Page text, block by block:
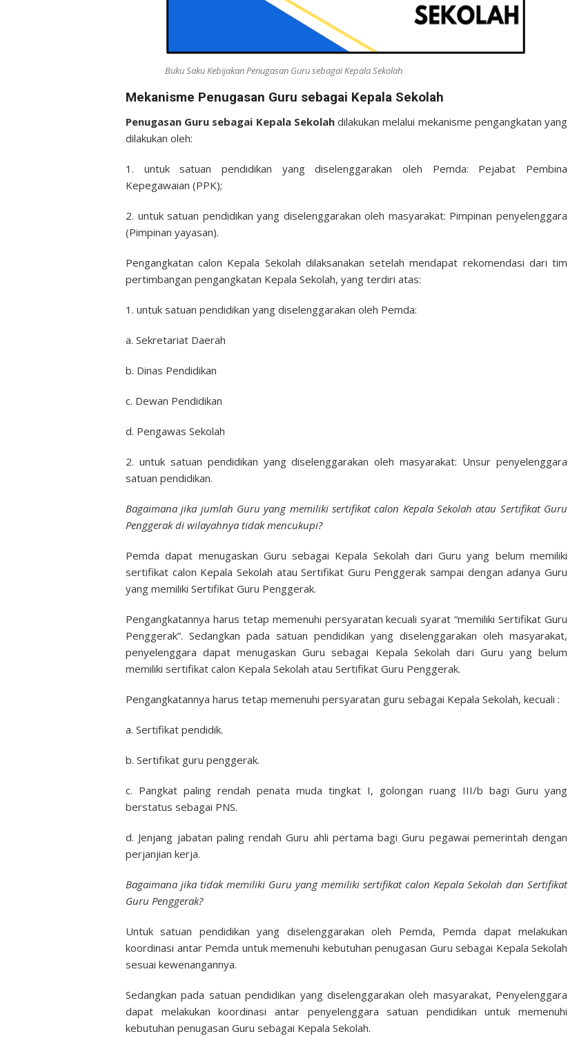
Buku Saku Kebijakan Penugasan Guru sebagai Kepala Sekolah
Mekanisme Penugasan Guru sebagai Kepala Sekolah
Penugasan Guru sebagai Kepala Sekolahdilakukan melalui mekanisme pengangkatan yang
dilakukan oleh:
1. untuk satuan pendidikan yang diselenggarakan oleh Pemda: Pejabat Pembina
Kepegawaian (PPK);
2. untuk satuan pendidikan yang diselenggarakan oleh masyarakat: Pimpinan penyelenggara
(Pimpinan yayasan).
Pengangkatan calon Kepala Sekolah dilaksanakan setelah mendapat rekomendasi dari tim
pertimbangan pengangkatan Kepala Sekolah, yang terdiri atas:
1. untuk satuan pendidikan yang diselenggarakan oleh Pemda:
a. Sekretariat Daerah
b. Dinas Pendidikan
c. Dewan Pendidikan
d. Pengawas Sekolah
2. untuk satuan pendidikan yang diselenggarakan oleh masyarakat: Unsur penyelenggara
satuan pendidikan.
Bagaimana jika jumlah Guru yang memiliki sertifikat calon Kepala Sekolah atau Sertifikat Guru
Penggerak di wilayahnya tidak mencukupi?
Pemda dapat menugaskan Guru sebagai Kepala Sekolah dari Guru yang belum memiliki
sertifikat calon Kepala Sekolah atau Sertifikat Guru Penggerak sampai dengan adanya Guru
yang memiliki Sertifikat Guru Penggerak.
Pengangkatannya harus tetap memenuhi persyaratan kecuali syarat “memiliki Sertifikat Guru
Penggerak”. Sedangkan pada satuan pendidikan yang diselenggarakan oleh masyarakat,
penyelenggara dapat menugaskan Guru sebagai Kepala Sekolah dari Guru yang belum
memiliki sertifikat calon Kepala Sekolah atau Sertifikat Guru Penggerak.
Pengangkatannya harus tetap memenuhi persyaratan guru sebagai Kepala Sekolah, kecuali :
a. Sertifikat pendidik.
b. Sertifikat guru penggerak.
c. Pangkat paling rendah penata muda tingkat I, golongan ruang III/b bagi Guru yang
berstatus sebagai PNS.
d. Jenjang jabatan paling rendah Guru ahli pertama bagi Guru pegawai pemerintah dengan
perjanjian kerja.
Bagaimana jika tidak memiliki Guru yang memiliki sertifikat calon Kepala Sekolah dan Sertifikat
Guru Penggerak?
Untuk satuan pendidikan yang diselenggarakan oleh Pemda, Pemda dapat melakukan
koordinasi antar Pemda untuk memenuhi kebutuhan penugasan Guru sebagai Kepala Sekolah
sesuai kewenangannya.
Sedangkan pada satuan pendidikan yang diselenggarakan oleh masyarakat, Penyelenggara
dapat melakukan koordinasi antar penyelenggara satuan pendidikan untuk memenuhi
kebutuhan penugasan Guru sebagai Kepala Sekolah.